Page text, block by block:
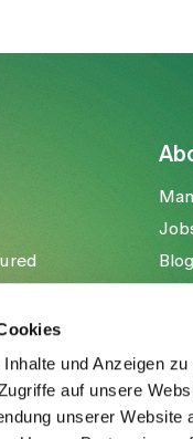
und Anzeigen
auf unsere
unserer
Blog